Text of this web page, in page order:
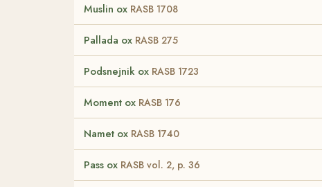
Muslin ox RASB 1708
Pallada ox RASB 275
Podsnejnik ox RASB 1723
Moment ox RASB 176
Namet ox RASB 1740
Pass ox RASB vol. 2, p. 36